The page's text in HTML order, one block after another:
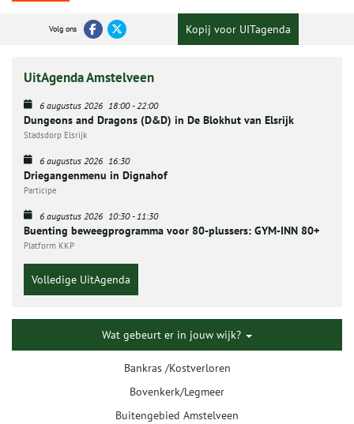
Volg ons Kopij voor UITagenda
UitAgenda Amstelveen
6 augustus 2026 18:00-22:00
Dungeons and Dragons (D&D) in De Blokhut van Elsrijk
Stadsdorp Elsrijk
6 augustus 2026 16:30
Driegangenmenu in Dignahof
Participe
6 augustus 2026 10:30-11:30
Buenting beweegprogramma voor 80-plussers: GYM-INN 80+
Platform KKP
Volledige UitAgenda
Wat gebeurt er in jouw wijk?
Bankras /Kostverloren
Bovenkerk/Legmeer
Buitengebied Amstelveen